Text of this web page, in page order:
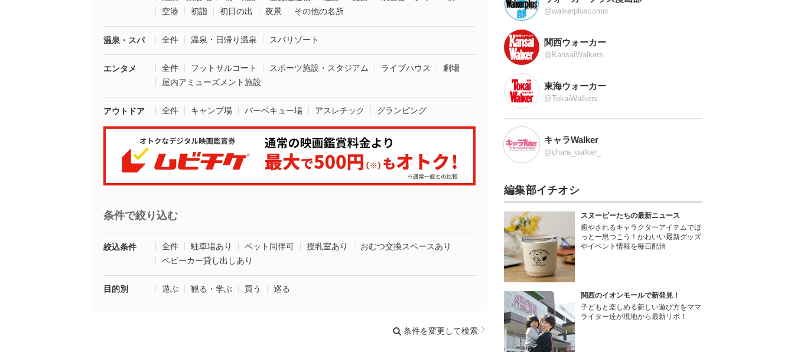
空港
初詣 初日の出 夜景 その他の名所
温泉・スパ 全件 温泉・日帰り温泉 スパリゾート
エンタメ 全件 フットサルコート スポーツ施設・スタジアム ライブハウス
劇場
屋内アミューズメント施設
アウトドア 全件 キャンプ場 バーベキュー場 アスレチック グランピング
条件で絞り込む
絞込条件 全件 駐車場あり ペット同伴可 授乳室あり
おむつ交換スペースあり
ベビーカー貸し出しあり
目的別 遊ぶ 観る・学ぶ 買う 巡る
条件を変更して検索
@walkerpluscomic
関西ウォーカー
@KansaiWalkers
東海ウォーカー
@TokaiWalkers
キャラWalker
@chara_walker_
編集部イチオシ
スヌーピーたちの最新ニュース
癒やされるキャラクターアイテムでほ
っと一息つこう！かわいい最新グッズ
やイベント情報を毎日配信
関西のイオンモールで新発見！
子どもと楽しめる新しい遊び方をママ
ライター達が現地から最新リポ！